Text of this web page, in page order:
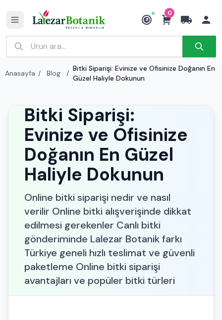
₺
0
Anasayfa / Blog /
Bitki Siparişi: Evinize ve Ofisinize Doğanın En
Güzel Haliyle Dokunun
Bitki Siparişi:
Evinize ve Ofisinize
Doğanın En Güzel
Haliyle Dokunun
Online bitki siparişi nedir ve nasıl
verilir Online bitki alışverişinde dikkat
edilmesi gerekenler Canlı bitki
gönderiminde Lalezar Botanik farkı
Türkiye geneli hızlı teslimat ve güvenli
paketleme Online bitki siparişi
avantajları ve popüler bitki türleri